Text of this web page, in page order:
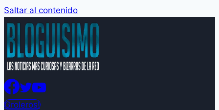
Saltar al contenido
Groleros!